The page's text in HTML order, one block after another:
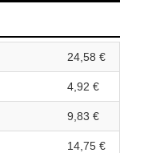
24,58 €
4,92 €
9,83 €
14,75 €